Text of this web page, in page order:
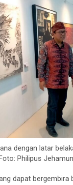
dengan latar
Philipus
dapat